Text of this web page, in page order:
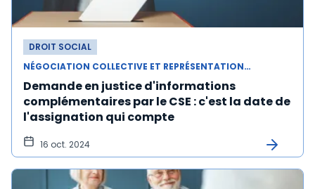
DROIT SOCIAL
NÉGOCIATION COLLECTIVE ET REPRÉSENTATION DU PERSONNEL
Demande en justice d'informations
complémentaires par le CSE : c'est la date de
l'assignation qui compte
16 oct. 2024